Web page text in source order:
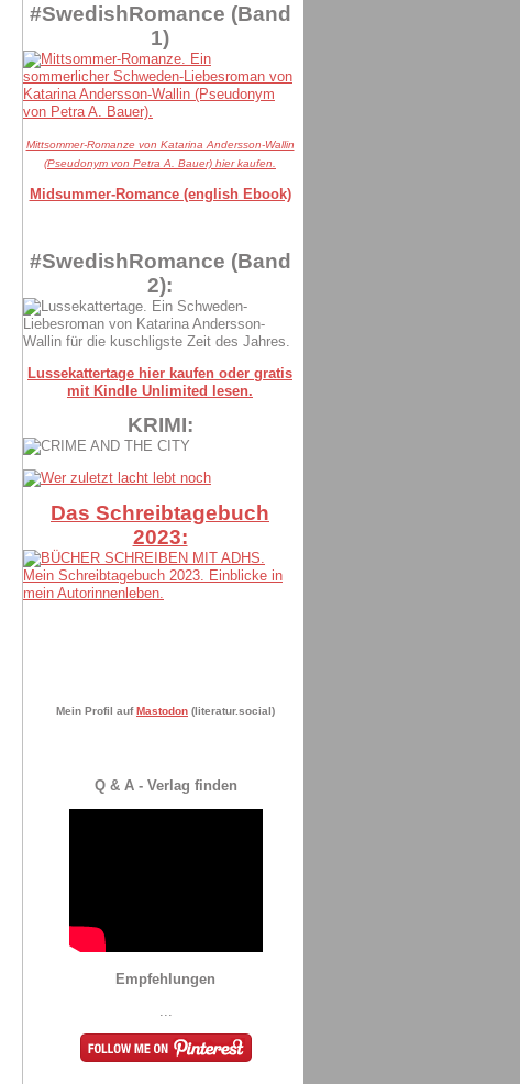
#SwedishRomance (Band
1)
Mittsommer-Romanze von Katarina Andersson-Wallin
(Pseudonym von Petra A. Bauer) hier kaufen.
Midsummer-Romance (english Ebook)
#SwedishRomance (Band
2):
Lussekattertage hier kaufen oder gratis
mit Kindle Unlimited lesen.
KRIMI:
Das Schreibtagebuch
2023:
Mein Profil auf Mastodon (literatur.social)
Q & A - Verlag finden
Empfehlungen